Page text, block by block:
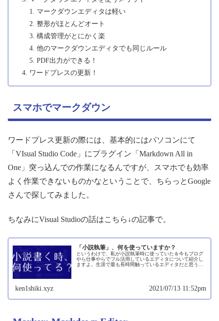
マークダウンエディタは軽い
整形がほとんどオート
構成管理がとにかく楽
他のマークダウンエディタでも同じルール
PDF出力ができる！
ワードプレスの更新！
スマホでマークダウン
ワードプレス更新の際には、基本的にはパソコンにて
「VIsual Studio Code」にプラグイン「Markdown All in
One」突っ込んでの作業になるんですが、スマホでも効率
よく作業できないものかなということで、ちらっとGoogle
さんで探してみました。
ちなみにVisual Studioの話はこちら↓の記事で。
「小説執筆」、何を使っていますか？
というわけで、私が小説執筆時に使っていた＆今もブログ
やら仕事やらでフル活用しているエディタについて紹介し
ますよ。生涯で最も長時間触っているエディタだと思う。
ken1shiki.xyz 2021/07/13 11:52pm